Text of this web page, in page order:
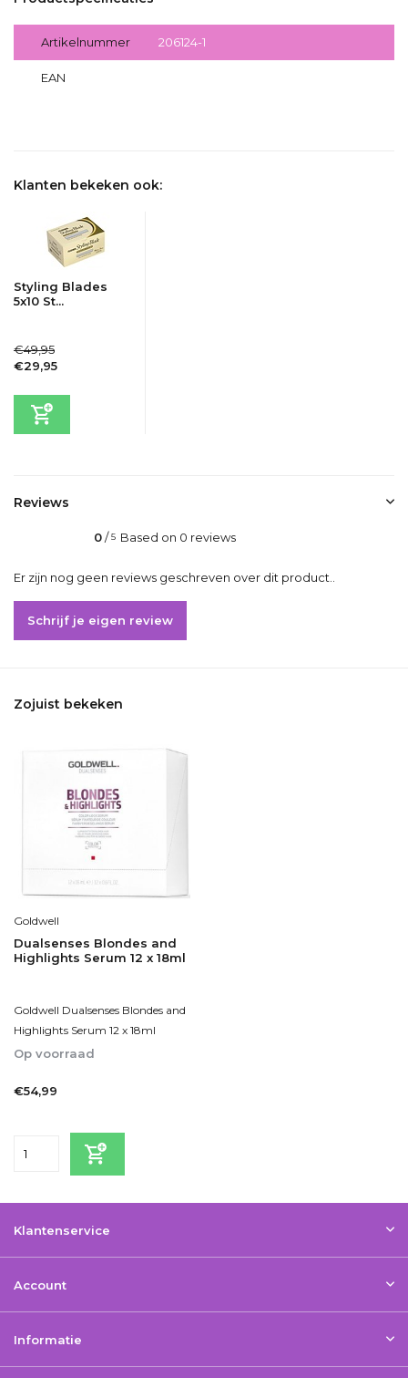
Artikelnummer 206124-1
EAN
Klanten bekeken ook:
Styling Blades
5x10 St...
€49,95
€29,95
Reviews
0/5 Based on 0 reviews
Er zijn nog geen reviews geschreven over dit product..
Schrijf je eigen review
Zojuist bekeken
Goldwell
Dualsenses Blondes and
Highlights Serum 12 x 18ml
Goldwell Dualsenses Blondes and
Highlights Serum 12 x 18ml
Op voorraad
€54,99
Klantenservice
Account
Informatie